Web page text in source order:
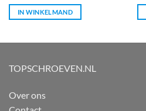
IN WINKELMAND
TOPSCHROEVEN.NL
Over ons